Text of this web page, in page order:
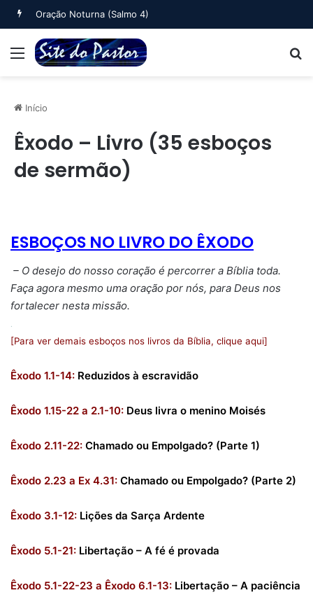
Oração Noturna (Salmo 4)
Menu
Início
Êxodo – Livro (35 esboços
de sermão)
ESBOÇOS NO LIVRO DO ÊXODO
– O desejo do nosso coração é percorrer a Bíblia toda.
Faça agora mesmo uma oração por nós, para Deus nos
fortalecer nesta missão.
[Para ver demais esboços nos livros da Bíblia, clique aqui]
Êxodo 1.1-14: Reduzidos à escravidão
Êxodo 1.15-22 a 2.1-10: Deus livra o menino Moisés
Êxodo 2.11-22: Chamado ou Empolgado? (Parte 1)
Êxodo 2.23 a Ex 4.31: Chamado ou Empolgado? (Parte 2)
Êxodo 3.1-12: Lições da Sarça Ardente
Êxodo 5.1-21: Libertação – A fé é provada
Êxodo 5.1-22-23 a Êxodo 6.1-13: Libertação – A paciência